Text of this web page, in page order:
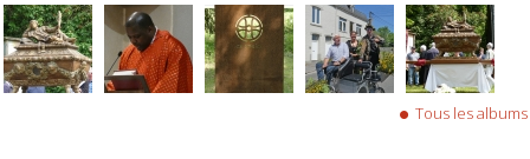
Tous les albums